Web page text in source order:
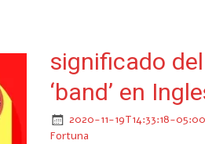
significado
‘band’ en
2020-11-19T14:33:18-
Fortuna